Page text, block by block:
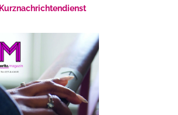
Kurznachrichtendienst